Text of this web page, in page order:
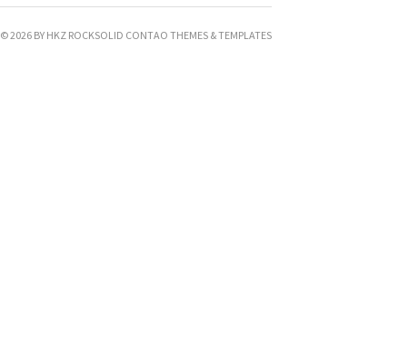
© 2026 BY HKZ ROCKSOLID CONTAO THEMES & TEMPLATES